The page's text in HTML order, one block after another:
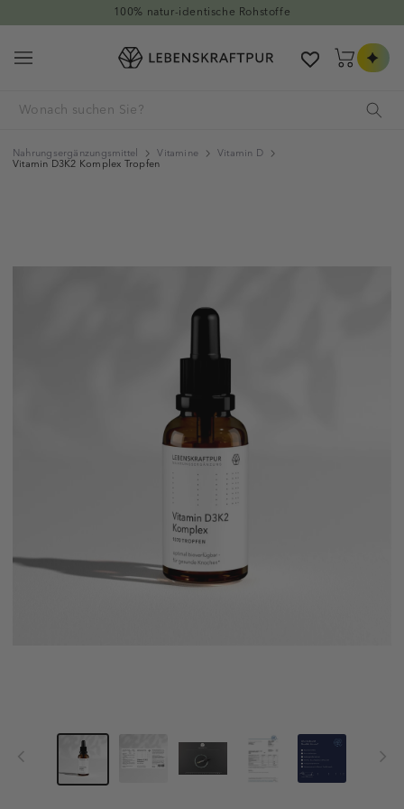
Hervorragend auf Trustpilot
Warenkorb
Nahrungsergänzungsmittel Vitamine Vitamin D
Vitamin D3K2 Komplex Tropfen